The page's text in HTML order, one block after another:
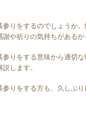
参りをするのでしょうか
謝や祈りの気持ちがあるか
参りをする意味から適切
します。
参りをする方も、久しぶ